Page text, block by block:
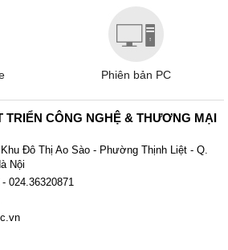
Phiên bản PC
TRIỂN CÔNG NGHỆ & THƯƠNG MẠI
Đô Thị Ao Sào - Phường Thịnh Liệt - Q.
Nội
024.36320871